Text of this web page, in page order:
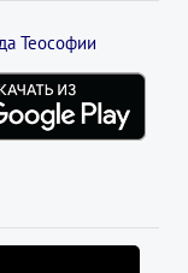
Теософии